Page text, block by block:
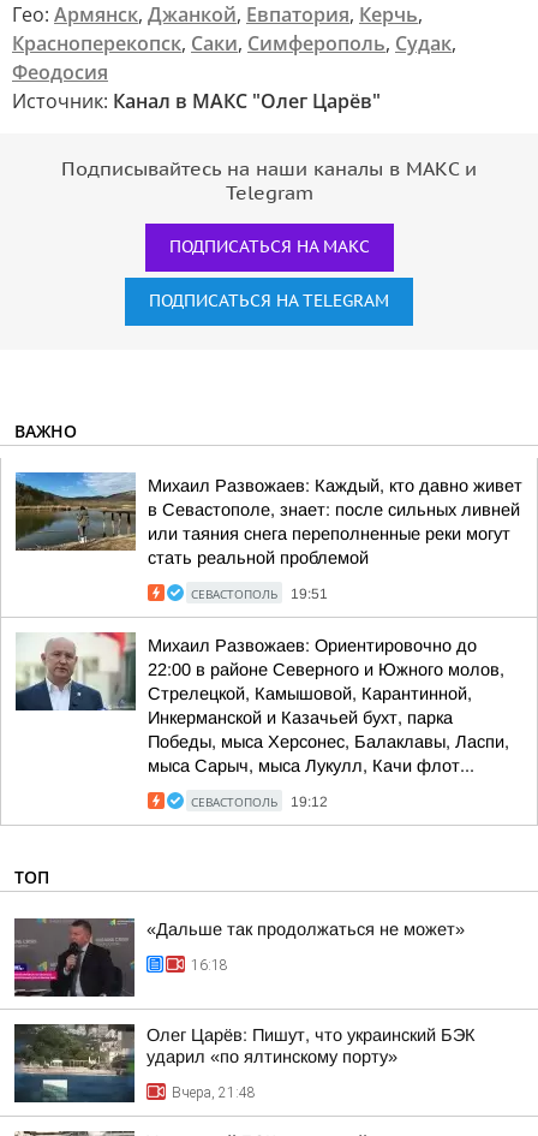
Гео: Армянск, Джанкой, Евпатория, Керчь,
Красноперекопск, Саки, Симферополь, Судак,
Феодосия
Источник: Канал в МАКС "Олег Царёв"
Подписывайтесь на наши каналы в МАКС и
Telegram
ПОДПИСАТЬСЯ НА МАКС
ПОДПИСАТЬСЯ НА TELEGRAM
ВАЖНО
Михаил Развожаев: Каждый, кто давно живет
в Севастополе, знает: после сильных ливней
или таяния снега переполненные реки могут
стать реальной проблемой
СЕВАСТОПОЛЬ 19:51
Михаил Развожаев: Ориентировочно до
22:00 в районе Северного и Южного молов,
Стрелецкой, Камышовой, Карантинной,
Инкерманской и Казачьей бухт, парка
Победы, мыса Херсонес, Балаклавы, Ласпи,
мыса Сарыч, мыса Лукулл, Качи флот...
СЕВАСТОПОЛЬ 19:12
ТОП
«Дальше так продолжаться не может»
16:18
Олег Царёв: Пишут, что украинский БЭК
ударил «по ялтинскому порту»
Вчера, 21:48